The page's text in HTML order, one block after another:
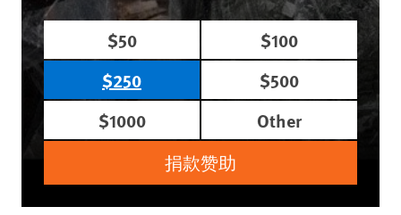
$50
$100
$250
$500
$1000
Other
捐款赞助